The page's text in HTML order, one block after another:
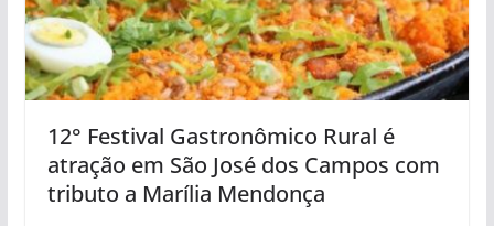
12° Festival Gastronômico Rural é
atração em São José dos Campos com
tributo a Marília Mendonça